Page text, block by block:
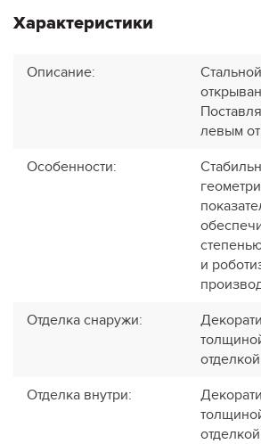
Характеристики
Описание:
левым
Особенности:
и
Отделка снаружи:
Отделка внутри: